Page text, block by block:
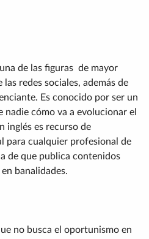
de las figuras de mayor
redes sociales, además de
Es conocido por ser un
nadie cómo va a evolucionar el
inglés es recurso de
para cualquier profesional de
de que publica contenidos
banalidades.
no busca el oportunismo en